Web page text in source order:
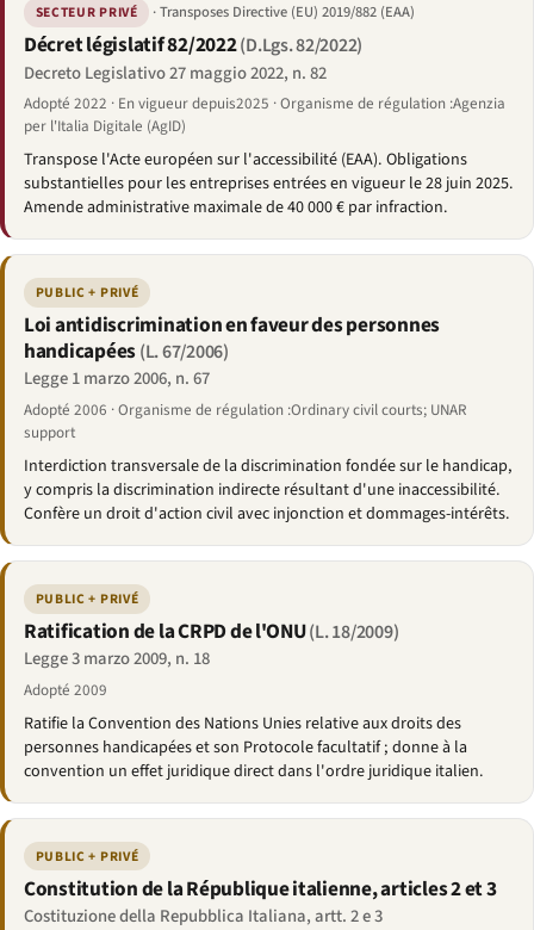
SECTEUR PRIVÉ · Transposes Directive (EU) 2019/882 (EAA)
Décret législatif 82/2022(D.Lgs. 82/2022)
Decreto Legislativo 27 maggio 2022, n. 82
Adopté 2022 · En vigueur depuis2025 · Organisme de régulation :Agenzia
per l'Italia Digitale (AgID)
Transpose l'Acte européen sur l'accessibilité (EAA). Obligations
substantielles pour les entreprises entrées en vigueur le 28 juin 2025.
Amende administrative maximale de 40 000 € par infraction.
PUBLIC + PRIVÉ
Loi antidiscrimination en faveur des personnes
handicapées(L. 67/2006)
Legge 1 marzo 2006, n. 67
Adopté 2006 · Organisme de régulation :Ordinary civil courts; UNAR
support
Interdiction transversale de la discrimination fondée sur le handicap,
y compris la discrimination indirecte résultant d'une inaccessibilité.
Confère un droit d'action civil avec injonction et dommages-intérêts.
PUBLIC + PRIVÉ
Ratification de la CRPD de l'ONU(L. 18/2009)
Legge 3 marzo 2009, n. 18
Adopté 2009
Ratifie la Convention des Nations Unies relative aux droits des
personnes handicapées et son Protocole facultatif ; donne à la
convention un effet juridique direct dans l'ordre juridique italien.
PUBLIC + PRIVÉ
Constitution de la République italienne, articles 2 et 3
Costituzione della Repubblica Italiana, artt. 2 e 3